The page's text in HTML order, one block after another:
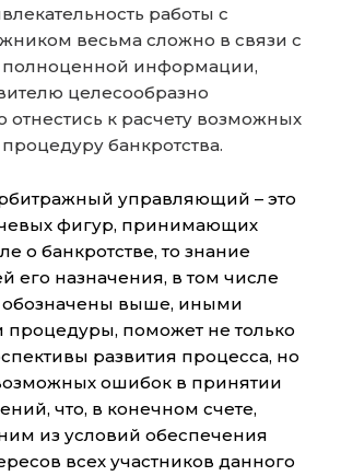
работы с
весьма сложно в связи с
полноценной информации,
целесообразно
отнестись к расчету возможных
банкротства.
управляющий – это
фигур, принимающих
о банкротстве, то знание
его назначения, в том числе
обозначены выше, иными
процедуры, поможет не только
развития процесса, но
ошибок в принятии
что, в конечном счете,
из условий обеспечения
всех участников данного